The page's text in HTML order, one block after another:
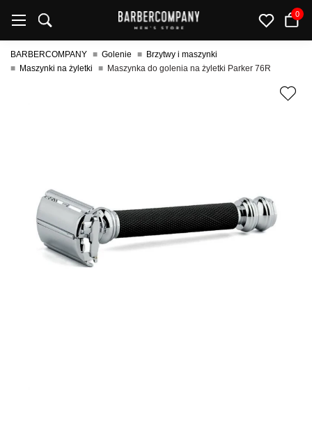
0
BARBERCOMPANY Golenie
Brzytwy i maszynki
Maszynki na żyletki
Maszynka do golenia na żyletki Parker 76R